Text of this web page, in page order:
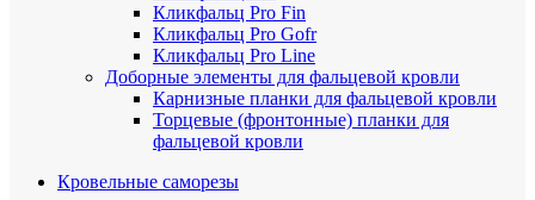
Кликфальц Pro Fin
Кликфальц Pro Gofr
Кликфальц Pro Line
Доборные элементы для фальцевой кровли
Карнизные планки для фальцевой кровли
Торцевые (фронтонные) планки для
фальцевой кровли
Кровельные саморезы